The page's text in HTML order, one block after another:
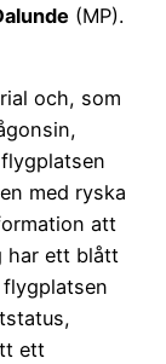
(MP).
och, som
med ryska
att
har ett blått
ett